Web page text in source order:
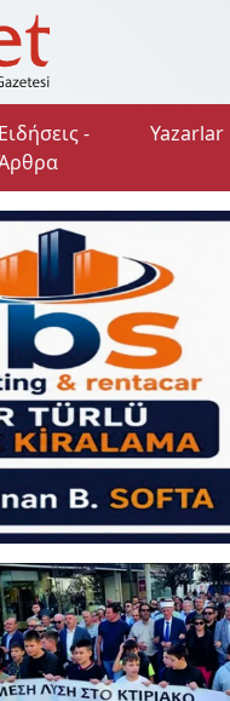
Ειδήσεις -
Yazarlar